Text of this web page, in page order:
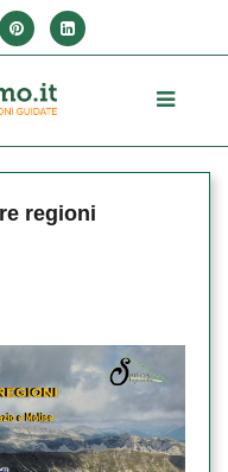
regioni